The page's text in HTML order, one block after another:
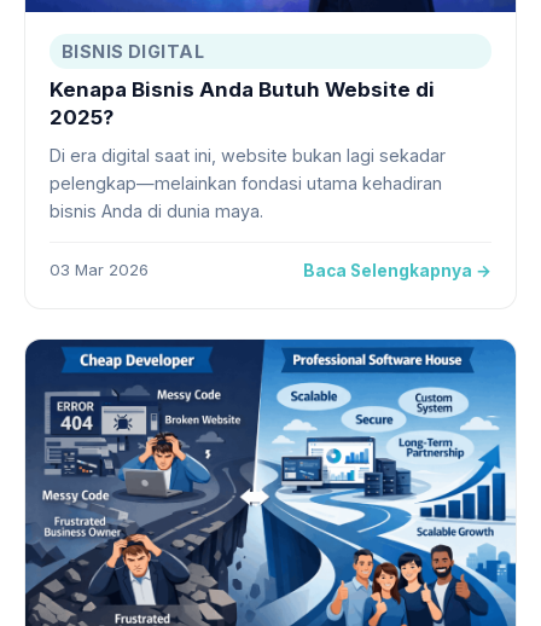
BISNIS DIGITAL
Kenapa Bisnis Anda Butuh Website di
2025?
Di era digital saat ini, website bukan lagi sekadar
pelengkap—melainkan fondasi utama kehadiran
bisnis Anda di dunia maya.
03 Mar 2026 Baca Selengkapnya →